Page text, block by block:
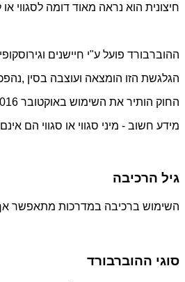
חיצונית הוא נראה מאוד דומה לסגווי או
ההוברבורד פועל ע"י חיישנים
הגלגשת הזו הומצאה ועוצבה בסין ,נהפכה
החוק הותיר את השימוש באוקטובר 2016 .
מידע חשוב - מיני סגווי או סגווי הם
גיל הרכיבה
השימוש ברכיבה במדרכות מתאפשר אך ורק
סוגי ההוברבורד